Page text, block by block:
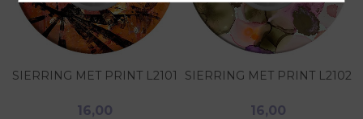
SIERRING MET PRINT L2101
16,00
SIERRING MET PRINT L2102
16,00